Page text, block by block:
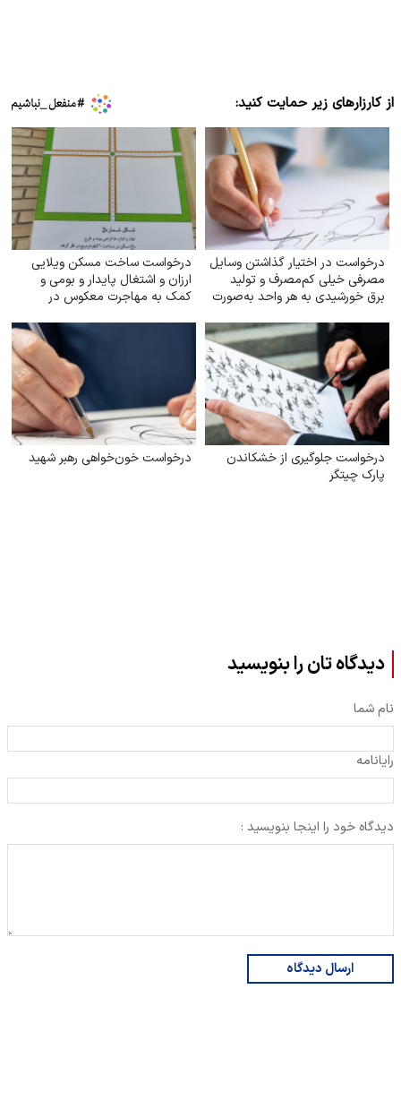
از کارزارهای زیر حمایت کنید:
درخواست در اختیار گذاشتن وسایل
مصرفی خیلی کم‌مصرف و تولید
برق خورشیدی به هر واحد به‌صورت
درخواست ساخت مسکن ویلایی
ارزان و اشتغال پایدار و بومی و
کمک به مهاجرت معکوس در
درخواست جلوگیری از خشکاندن
پارک چیتگر
درخواست خون‌خواهی رهبر شهید
دیدگاه تان را بنویسید
نام شما
رایانامه
دیدگاه خود را اینجا بنویسید :
ارسال دیدگاه